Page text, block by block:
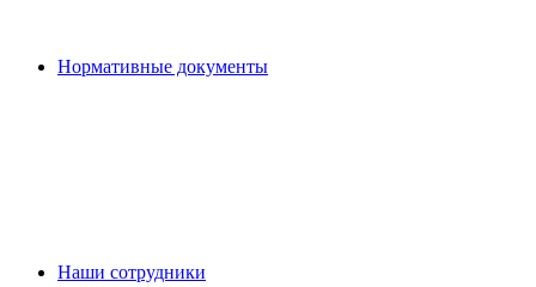
Нормативные документы
Наши сотрудники